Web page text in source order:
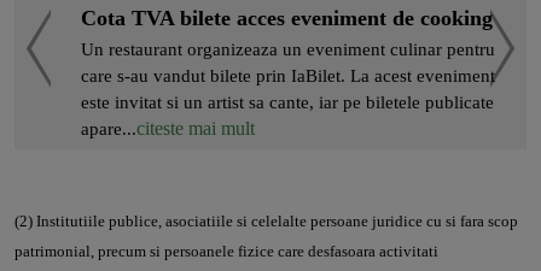
Cota TVA bilete acces eveniment de cooking
Un restaurant organizeaza un eveniment culinar pentru
care s-au vandut bilete prin IaBilet. La acest eveniment
este invitat si un artist sa cante, iar pe biletele publicate
apare...citeste mai mult
(2) Institutiile publice, asociatiile si celelalte persoane juridice cu si fara scop
patrimonial, precum si persoanele fizice care desfasoara activitati